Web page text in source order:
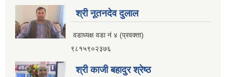
श्री नूतनदेव दुलाल
वडाध्यक्ष वडा नं ४ (प्रवक्ता)
९८१५९०२३७६
श्री काजी बहादुर श्रेष्ठ